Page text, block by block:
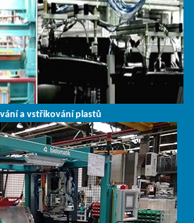
a vstřikování plastů